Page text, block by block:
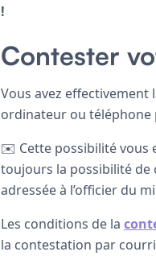
!
Contester
Vous avez
ordinateur ou téléphone
✉️ Cette possibilité vous
toujours la possibilité
adressée à l’officier du
Les conditions de la
la contestation par